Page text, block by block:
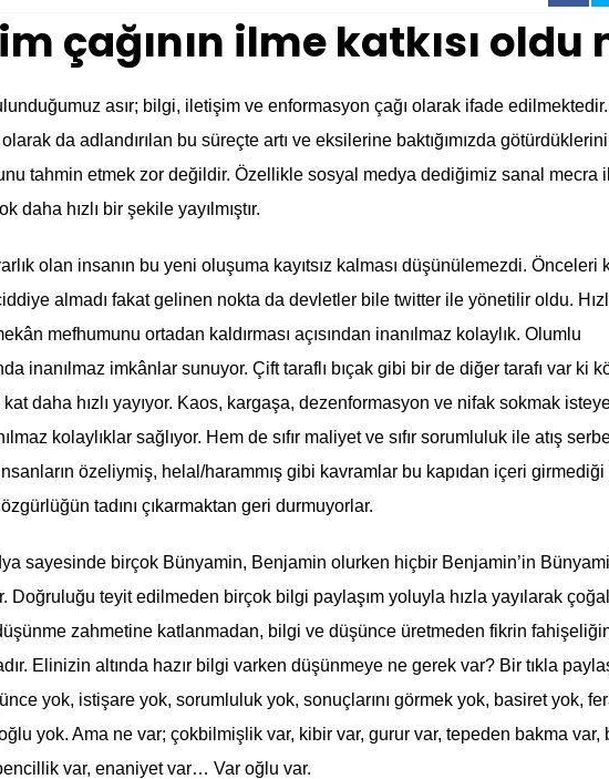
çağının ilme katkısı oldu
asır; bilgi, iletişim ve enformasyon çağı olarak ifade edilmektedir.
da adlandırılan bu süreçte artı ve eksilerine baktığımızda
tahmin etmek zor değildir. Özellikle sosyal medya dediğimiz sanal mecra
daha hızlı bir şekile yayılmıştır.
olan insanın bu yeni oluşuma kayıtsız kalması düşünülemezdi. Önceleri
almadı fakat gelinen nokta da devletler bile twitter ile yönetilir oldu.
mefhumunu ortadan kaldırması açısından inanılmaz kolaylık. Olumlu
inanılmaz imkânlar sunuyor. Çift taraflı bıçak gibi bir de diğer tarafı var ki
daha hızlı yayıyor. Kaos, kargaşa, dezenformasyon ve nifak sokmak
kolaylıklar sağlıyor. Hem de sıfır maliyet ve sıfır sorumluluk ile atış
insanların özeliymiş, helal/harammış gibi kavramlar bu kapıdan içeri girmediği
tadını çıkarmaktan geri durmuyorlar.
sayesinde birçok Bünyamin, Benjamin olurken hiçbir Benjamin’in
Doğruluğu teyit edilmeden birçok bilgi paylaşım yoluyla hızla yayılarak
zahmetine katlanmadan, bilgi ve düşünce üretmeden fikrin
Elinizin altında hazır bilgi varken düşünmeye ne gerek var? Bir tıkla
yok, istişare yok, sorumluluk yok, sonuçlarını görmek yok, basiret yok,
yok. Ama ne var; çokbilmişlik var, kibir var, gurur var, tepeden bakma var,
var, enaniyet var… Var oğlu var.